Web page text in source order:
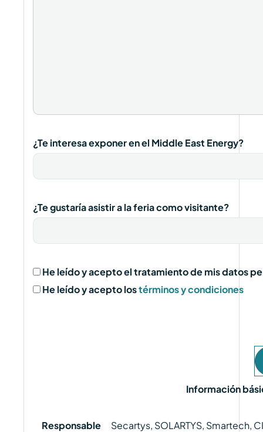
¿Te interesa exponer en el Middle East Energy?
¿Te gustaría asistir a la feria como visitante?
He leído y acepto el tratamiento de mis datos
He leído y acepto lostérminos y condiciones
Información
Responsable Secartys, SOLARTYS, Smartech,